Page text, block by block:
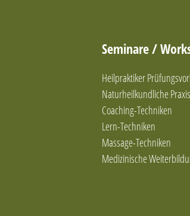
Seminare /
Heilpraktiker
Naturheilkundliche
Coaching-Techniken
Lern-Techniken
Massage-Techniken
Medizinische